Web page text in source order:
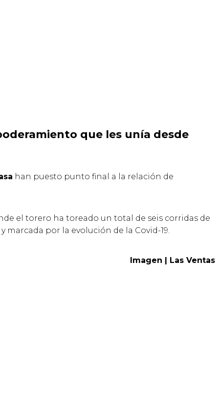
que les unía desde
han puesto punto final a la relación de
el torero ha toreado un total de seis corridas de
por la evolución de la Covid-19.
Imagen | Las Ventas